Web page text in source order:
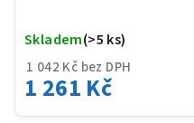
1 042 Kč bez DPH
1 261 Kč
Skladem(>5 ks)